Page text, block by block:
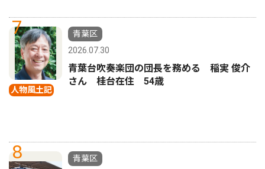
7
人物風土記
青葉区
2026.07.30
青葉台吹奏楽団の団長を務める 稲実 俊介
さん 桂台在住 54歳
8
青葉区